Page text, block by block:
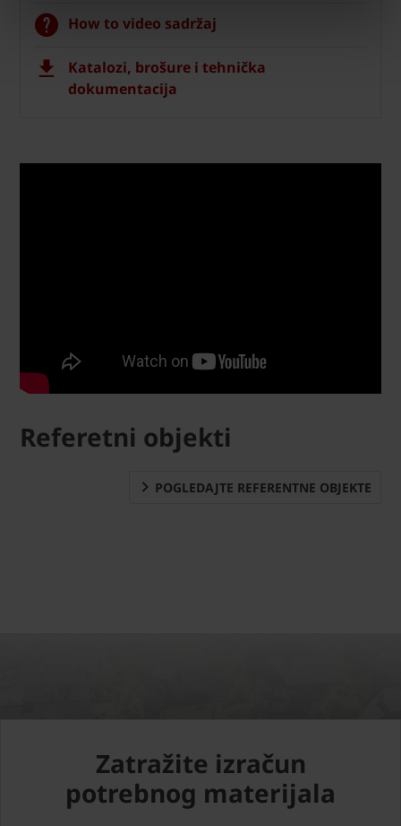
How to video sadržaj
Katalozi, brošure i tehnička
dokumentacija
Referetni objekti
POGLEDAJTE REFERENTNE OBJEKTE
Zatražite izračun
potrebnog materijala